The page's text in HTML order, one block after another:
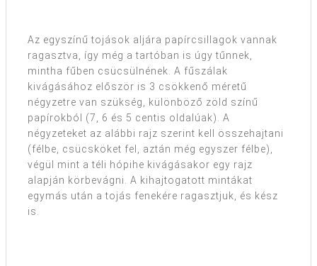
Az egyszínű tojások aljára papírcsillagok vannak
ragasztva, így még a tartóban is úgy tűnnek,
mintha fűben csücsülnének. A fűszálak
kivágásához először is 3 csökkenő méretű
négyzetre van szükség, különböző zöld színű
papírokból (7, 6 és 5 centis oldalúak). A
négyzeteket az alábbi rajz szerint kell összehajtani
(félbe, csücsköket fel, aztán még egyszer félbe),
végül mint a téli hópihe kivágásakor egy rajz
alapján körbevágni. A kihajtogatott mintákat
egymás után a tojás fenekére ragasztjuk, és kész
is.